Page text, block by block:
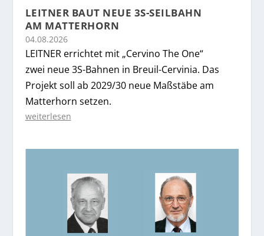
LEITNER BAUT NEUE 3S-SEILBAHN
AM MATTERHORN
04.08.2026
LEITNER errichtet mit „Cervino The One“
zwei neue 3S-Bahnen in Breuil-Cervinia. Das
Projekt soll ab 2029/30 neue Maßstäbe am
Matterhorn setzen.
weiterlesen